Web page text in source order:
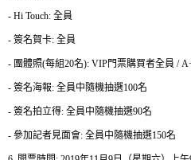
- Hi Touch: 全員
- 簽名賀卡: 全員
- 團體照(每組20名): VIP門票購買者全員 /
- 簽名海報: 全員中隨機抽選100名
- 簽名拍立得: 全員中隨機抽選90名
- 參加記者見面會: 全員中隨機抽選150名